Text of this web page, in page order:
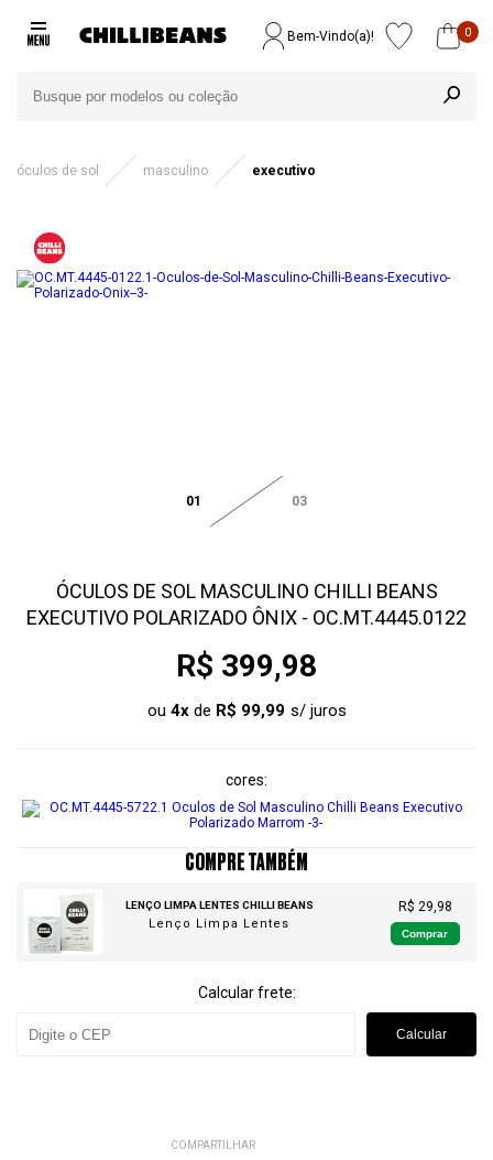
Bem-Vindo(a)! 0
óculos de sol masculino executivo
01 03
ÓCULOS DE SOL MASCULINO CHILLI BEANS
EXECUTIVO POLARIZADO ÔNIX - OC.MT.4445.0122
R$ 399,98
ou 4xde R$ 99,99
cores
COMPRE TAMBÉM
LENÇO LIMPA LENTES CHILLI BEANS
Lenço Limpa Lentes
R$ 29,98
Comprar
Calcular frete:
Calcular
COMPARTILHAR